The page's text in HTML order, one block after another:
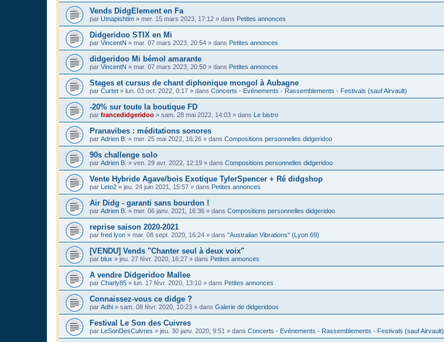
Vends DidgElement en Fa
par Utnapishtim » mer. 15 mars 2023, 17:12 » dans Petites annonces
Didgeridoo STIX en Mi
par VincentN » mar. 07 mars 2023, 20:54 » dans Petites annonces
didgeridoo Mi bémol amarante
par VincentN » mar. 07 mars 2023, 20:50 » dans Petites annonces
Stages et cursus de chant diphonique mongol à Aubagne
par Curtet » lun. 03 oct. 2022, 0:17 » dans Concerts - Evénements - Rassemblements - Festivals (sauf Airvault)
-20% sur toute la boutique FD
par francedidgeridoo » sam. 28 mai 2022, 14:03 » dans Le bistro
Pranavibes : méditations sonores
par Adrien B. » mer. 25 mai 2022, 16:26 » dans Compositions personnelles didgeridoo
90s challenge solo
par Adrien B. » ven. 29 avr. 2022, 12:19 » dans Compositions personnelles didgeridoo
Vente Hybride Agave/bois Exotique TylerSpencer + Ré didgshop
par Leto2 » jeu. 24 juin 2021, 15:57 » dans Petites annonces
Air Didg - garanti sans bourdon !
par Adrien B. » mer. 06 janv. 2021, 16:36 » dans Compositions personnelles didgeridoo
reprise saison 2020-2021
par fred lyon » mar. 08 sept. 2020, 16:24 » dans "Australian Vibrations" (Lyon 69)
[VENDU] Vends "Chanter seul à deux voix"
par blux » jeu. 27 févr. 2020, 16:27 » dans Petites annonces
A vendre Didgeridoo Mallee
par Charly85 » lun. 17 févr. 2020, 13:10 » dans Petites annonces
Connaissez-vous ce didge ?
par Adhi » sam. 08 févr. 2020, 10:23 » dans Galerie de didgeridoos
Festival Le Son des Cuivres
par LeSonDesCuivres » jeu. 30 janv. 2020, 9:51 » dans Concerts - Evénements - Rassemblements - Festivals (sauf Airvault)